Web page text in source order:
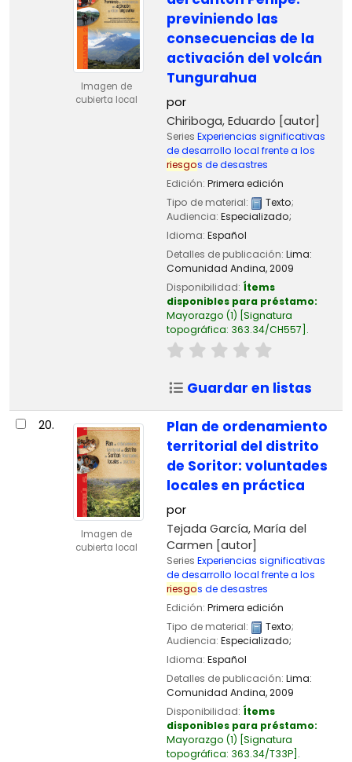
Imagen de
cubierta local
previniendo las
consecuencias de la
activación del volcán
Tungurahua
por
Chiriboga, Eduardo [autor]
Series Experiencias significativas
de desarrollo local frente a los
riesgos de desastres
Edición: Primera edición
Tipo de material:
Texto;
Audiencia: Especializado;
Idioma: Español
Detalles de publicación: Lima:
Comunidad Andina,2009
Disponibilidad: Ítems
disponibles para préstamo:
Mayorazgo (1) Signatura
topográfica: 363.34/CH557 .
Guardar en listas
20.
Imagen de
cubierta local
Plan de ordenamiento
territorial del distrito
de Soritor: voluntades
locales en práctica
por
Tejada García, María del
Carmen [autor]
Series Experiencias significativas
de desarrollo local frente a los
riesgos de desastres
Edición: Primera edición
Tipo de material:
Texto;
Audiencia: Especializado;
Idioma: Español
Detalles de publicación: Lima:
Comunidad Andina,2009
Disponibilidad: Ítems
disponibles para préstamo:
Mayorazgo (1) Signatura
topográfica: 363.34/T33P .